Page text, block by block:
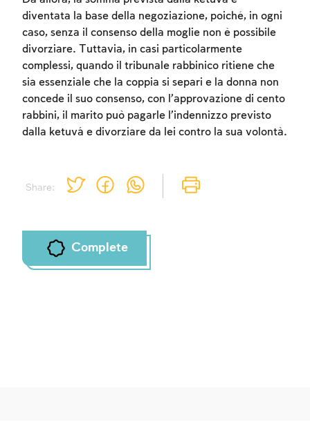
Share:
diventata la base della negoziazione, poiché, in ogni
caso, senza il consenso della moglie non è possibile
divorziare. Tuttavia, in casi particolarmente
complessi, quando il tribunale rabbinico ritiene che
sia essenziale che la coppia si separi e la donna non
concede il suo consenso, con l’approvazione di cento
rabbini, il marito può pagarle l’indennizzo previsto
dalla ketuvá e divorziare da lei contro la sua volontà.
Complete